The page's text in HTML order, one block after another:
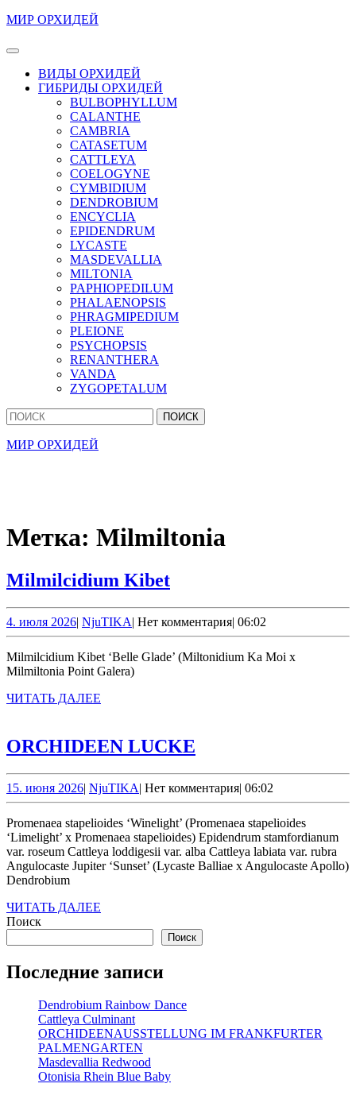
Перейти
содержимому
содержимому
МИР ОРХИДЕЙ
Кнопка
ОткрытьВИДЫ ОРХИДЕЙ
ГИБРИДЫ ОРХИДЕЙ
BULBOPHYLLUM
CALANTHE
CAMBRIA
CATASETUM
CATTLEYA
COELOGYNE
CYMBIDIUM
DENDROBIUM
ENCYCLIA
EPIDENDRUM
LYCASTE
MASDEVALLIA
MILTONIA
PAPHIOPEDILUM
PHALAENOPSIS
PHRAGMIPEDIUM
PLEIONE
PSYCHOPSIS
RENANTHERA
VANDA
ZYGOPETALUM
Кнопка
Закрыть
Найти:
МИР ОРХИДЕЙ
Метка: Milmiltonia
Milmilcidium KibetMilmilcidium
4. июля 20264.
июля
2026
| NjuTIKANjuTIKA
| Нет комментария| 06:02
Milmilcidium Kibet ‘Belle Glade’ (Miltonidium Ka Moi x
Milmiltonia Point Galera)
ЧИТАТЬ ДАЛЕЕ
ORCHIDEEN LUCKE
15. июня 202615.
июня
2026
| NjuTIKANjuTIKA
| Нет комментария| 06:02
Promenaea stapelioides ‘Winelight’ (Promenaea stapelioides
‘Limelight’ x Promenaea stapelioides) Epidendrum stamfordianum
var. roseum Cattleya loddigesii var. alba Cattleya labiata var. rubra
Angulocaste Jupiter ‘Sunset’ (Lycaste Balliae x Angulocaste Apollo)
Dendrobium
ЧИТАТЬ ДАЛЕЕ
Поиск
Поиск
Последние записи
Dendrobium Rainbow Dance
Cattleya Culminant
ORCHIDEENAUSSTELLUNG IM FRANKFURTER
PALMENGARTEN
Masdevallia Redwood
Otonisia Rhein Blue Baby